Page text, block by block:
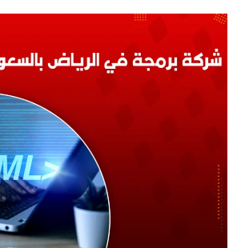
شركة
برمجة
في